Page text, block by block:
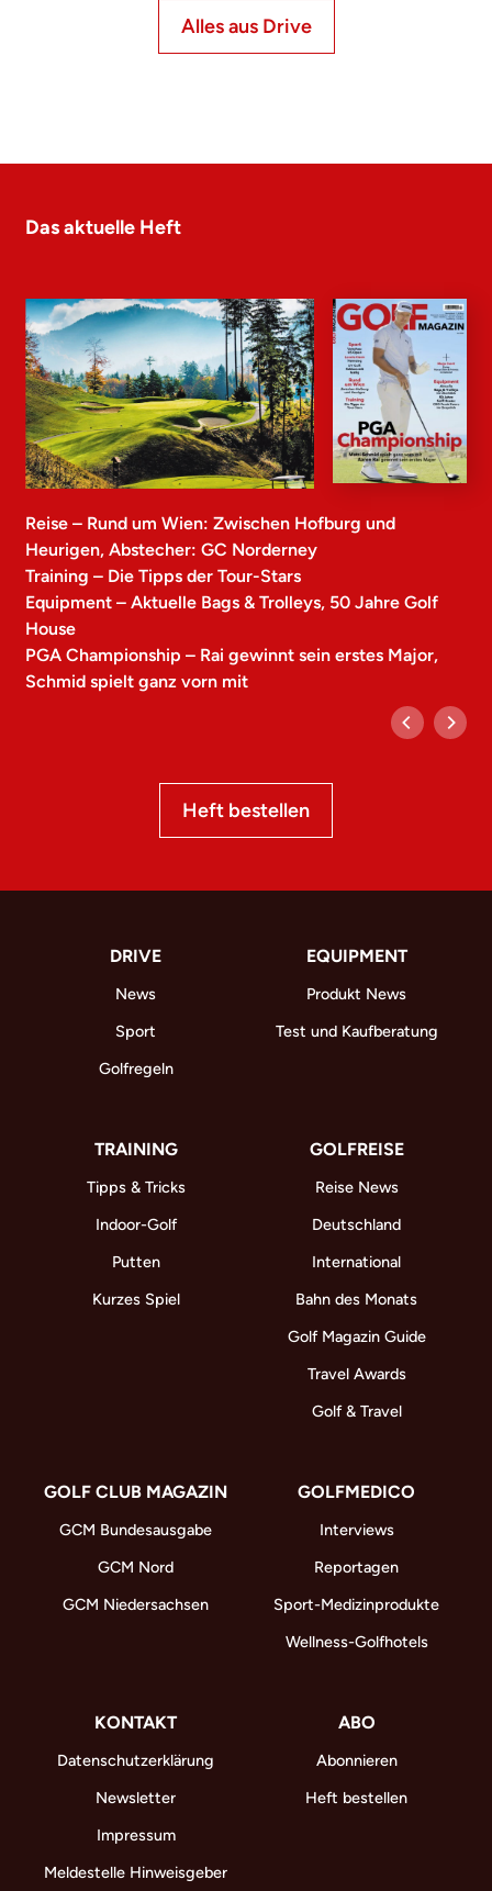
Alles aus Drive
Das aktuelle Heft
Reise – Rund um Wien: Zwischen Hofburg und
Heurigen, Abstecher: GC Norderney
Training – Die Tipps der Tour-Stars
Equipment – Aktuelle Bags & Trolleys, 50 Jahre Golf
House
PGA Championship – Rai gewinnt sein erstes Major,
Schmid spielt ganz vorn mit
Heft bestellen
DRIVE
News
Sport
Golfregeln
EQUIPMENT
Produkt News
Test und Kaufberatung
TRAINING
Tipps & Tricks
Indoor-Golf
Putten
Kurzes Spiel
GOLFREISE
Reise News
Deutschland
International
Bahn des Monats
Golf Magazin Guide
Travel Awards
Golf & Travel
GOLF CLUB MAGAZIN
GCM Bundesausgabe
GCM Nord
GCM Niedersachsen
GOLFMEDICO
Interviews
Reportagen
Sport-Medizinprodukte
Wellness-Golfhotels
KONTAKT
Datenschutzerklärung
Newsletter
Impressum
Meldestelle Hinweisgeber
ABO
Abonnieren
Heft bestellen